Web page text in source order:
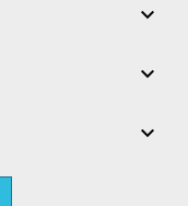


